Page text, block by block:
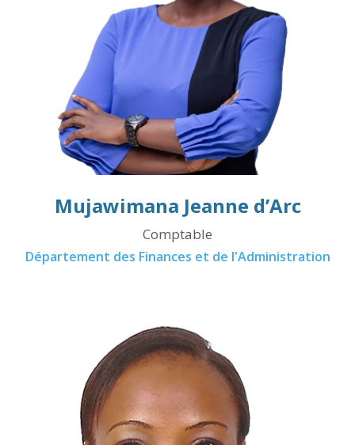
Mujawimana Jeanne d’Arc
Comptable
Département des Finances et de l'Administration